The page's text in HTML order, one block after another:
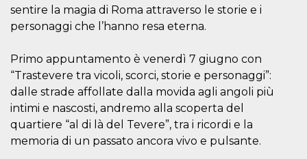
sentire la magia di Roma attraverso le storie e i
personaggi che l’hanno resa eterna.
Primo appuntamento è venerdì 7 giugno con
“Trastevere tra vicoli, scorci, storie e personaggi”:
dalle strade affollate dalla movida agli angoli più
intimi e nascosti, andremo alla scoperta del
quartiere “al di là del Tevere”, tra i ricordi e la
memoria di un passato ancora vivo e pulsante.
Nome
Provider /
Dominio
Scadenza
c_user
Meta
4
settimane